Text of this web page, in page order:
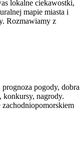
lokalne ciekawostki,
mapie miasta i
Rozmawiamy z
pogody, dobra
konkursy, nagrody.